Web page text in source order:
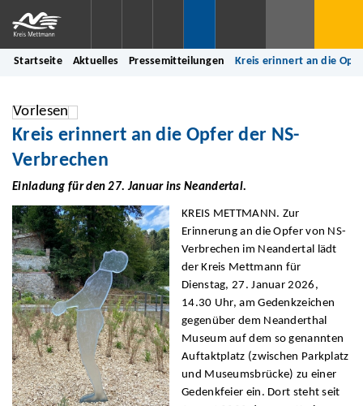
Startseite Aktuelles Pressemitteilungen Kreis erinnert an die
Vorlesen
Kreis erinnert an die Opfer der NS-
Verbrechen
Einladung für den 27. Januar ins Neandertal.
KREIS METTMANN. Zur
Erinnerung an die Opfer von NS-
Verbrechen im Neandertal lädt
der Kreis Mettmann für
Dienstag, 27. Januar 2026,
14.30 Uhr, am Gedenkzeichen
gegenüber dem Neanderthal
Museum auf dem so genannten
Auftaktplatz (zwischen Parkplatz
und Museumsbrücke) zu einer
Gedenkfeier ein. Dort steht seit